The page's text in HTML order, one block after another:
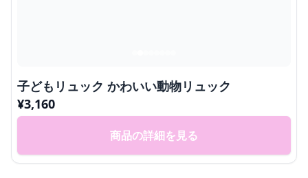
子どもリュック かわいい動物リュック
¥3,160
商品の詳細を見る